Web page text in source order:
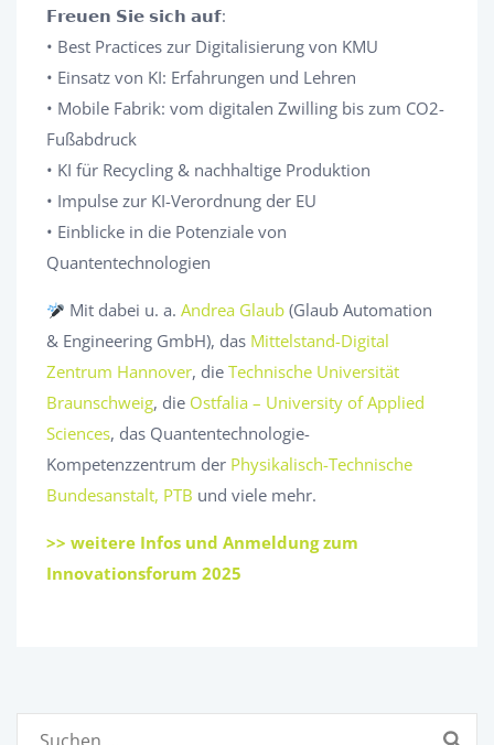
𝗙𝗿𝗲𝘂𝗲𝗻 𝗦𝗶𝗲 𝘀𝗶𝗰𝗵 𝗮𝘂𝗳:
• Best Practices zur Digitalisierung von KMU
• Einsatz von KI: Erfahrungen und Lehren
• Mobile Fabrik: vom digitalen Zwilling bis zum CO2-
Fußabdruck
• KI für Recycling & nachhaltige Produktion
• Impulse zur KI-Verordnung der EU
• Einblicke in die Potenziale von
Quantentechnologien
Mit dabei u. a.Andrea Glaub (Glaub Automation
& Engineering GmbH), das Mittelstand-Digital
Zentrum Hannover, die Technische Universität
Braunschweig, die Ostfalia – University of Applied
Sciences, das Quantentechnologie-
Kompetenzzentrum der Physikalisch-Technische
Bundesanstalt, PTB und viele mehr.
>> weitere Infos und Anmeldung zum
Innovationsforum 2025
Suchen